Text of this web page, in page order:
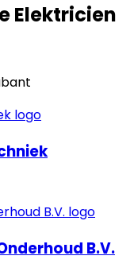
Elektricien
B.V.